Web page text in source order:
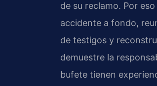
de su reclamo. Por
accidente a fondo,
de testigos y
demuestre la
bufete tienen